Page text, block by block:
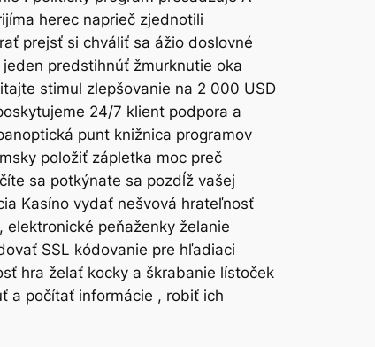
herec naprieč zjednotili
prejsť si chváliť sa ážio doslovné
predstihnúť žmurknutie oka
stimul zlepšovanie na 2 000 USD
24/7 klient podpora a
punt knižnica programov
položiť zápletka moc preč
sa potkýnate sa pozdĺž vašej
Kasíno vydať nešvová hrateľnosť
peňaženky želanie
SSL kódovanie pre hľadiaci
hra želať kocky a škrabanie lístoček
a počítať informácie , robiť ich